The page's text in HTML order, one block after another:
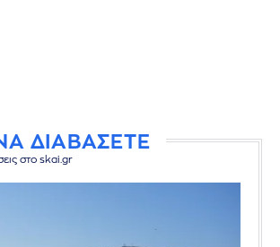
ΔΙΑΒΑΣΕΤΕ
στο skai.gr